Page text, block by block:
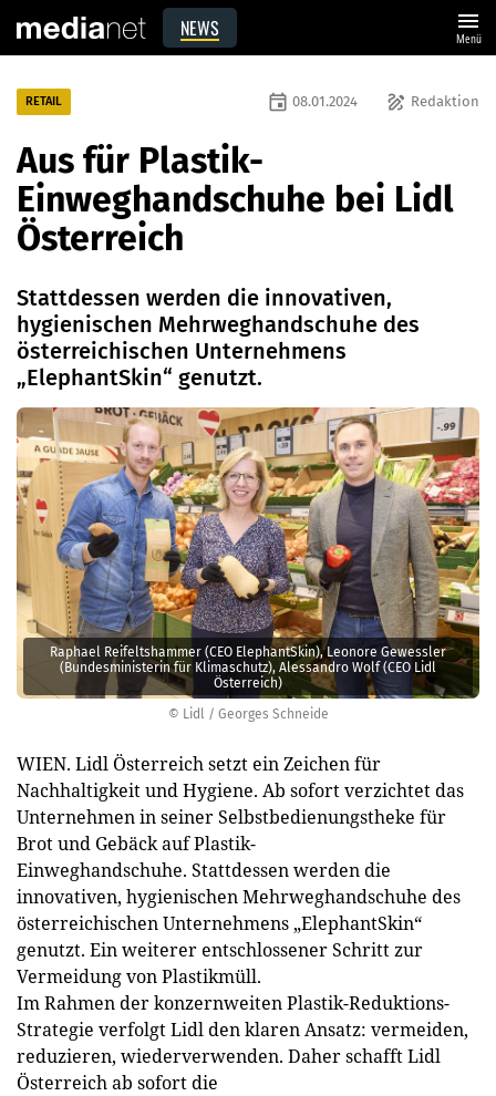
NEWS menu
Menü
© Lidl / Georges Schneide
Raphael Reifeltshammer (CEO ElephantSkin), Leonore Gewessler
(Bundesministerin für Klimaschutz), Alessandro Wolf (CEO Lidl
Österreich)
RETAIL draw Redaktion
event 08.01.2024
Aus für Plastik-
Einweghandschuhe bei Lidl
Österreich
Stattdessen werden die innovativen,
hygienischen Mehrweghandschuhe des
österreichischen Unternehmens
„ElephantSkin“ genutzt.
WIEN. Lidl Österreich setzt ein Zeichen für
Nachhaltigkeit und Hygiene. Ab sofort verzichtet das
Unternehmen in seiner Selbstbedienungstheke für
Brot und Gebäck auf Plastik-
Einweghandschuhe. Stattdessen werden die
innovativen, hygienischen Mehrweghandschuhe des
österreichischen Unternehmens „ElephantSkin“
genutzt. Ein weiterer entschlossener Schritt zur
Vermeidung von Plastikmüll.
Im Rahmen der konzernweiten Plastik-Reduktions-
Strategie verfolgt Lidl den klaren Ansatz: vermeiden,
reduzieren, wiederverwenden. Daher schafft Lidl
Österreich ab sofort die